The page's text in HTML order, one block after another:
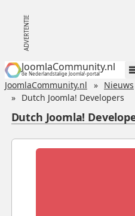
JoomlaCommunity.nl
de Nederlandstalige Joomla!-portal
JoomlaCommunity.nl Nieuws
Dutch Joomla! Developers
Dutch Joomla!